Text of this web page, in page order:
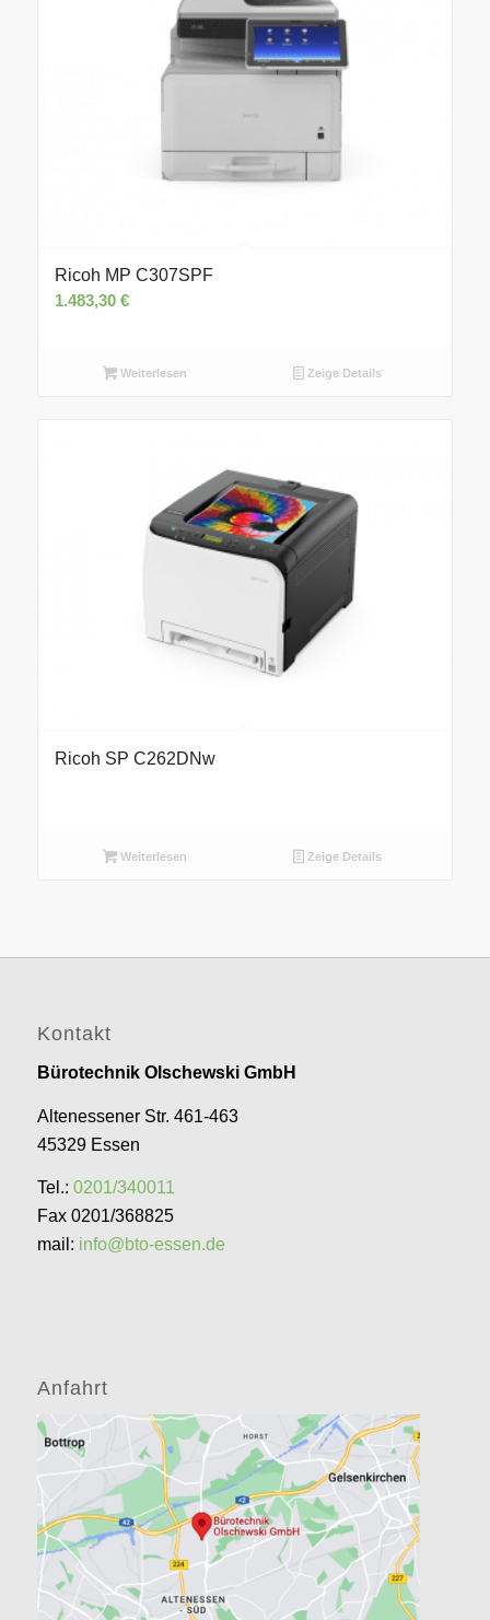
Ricoh MP C307SPF
1.483,30 €
Weiterlesen Zeige Details
Ricoh SP C262DNw
Weiterlesen Zeige Details
Kontakt
Bürotechnik Olschewski GmbH
Altenessener Str. 461-463
45329 Essen
Tel.: 0201/340011
Fax 0201/368825
mail: info@bto-essen.de
Anfahrt